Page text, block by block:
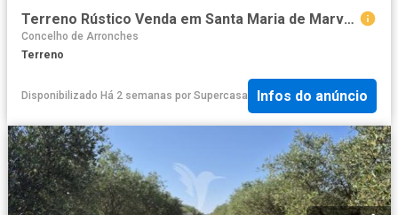
Terreno Rústico Venda em Santa Maria de Marvão,Marvão
Concelho de Arronches
Terreno
Disponibilizado Há 2 semanas por Supercasa Infos do anúncio